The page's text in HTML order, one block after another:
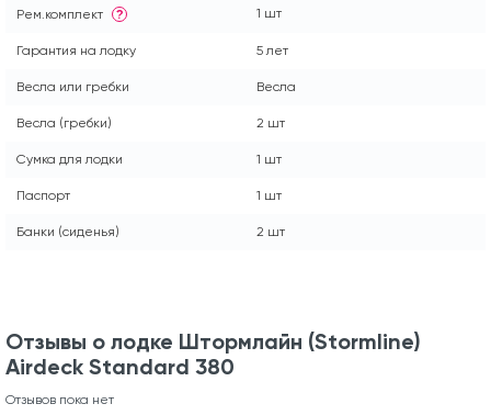
Рем.комплект ? 1 шт
Гарантия на лодку 5 лет
Весла или гребки Весла
Весла (гребки) 2 шт
Сумка для лодки 1 шт
Паспорт 1 шт
Банки (сиденья) 2 шт
Отзывы о лодке Штормлайн (Stormline)
Airdeck Standard 380
Отзывов пока нет